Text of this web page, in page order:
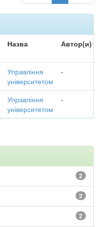
Назва Автор(и)
Управління
університетом
-
Управління
університетом
-
2
2
2